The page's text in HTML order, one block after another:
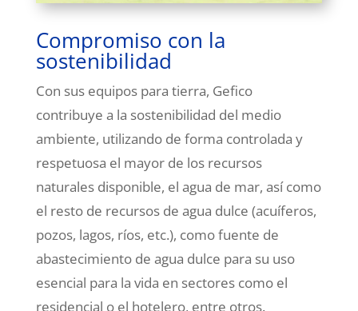
Compromiso con la
sostenibilidad
Con sus equipos para tierra, Gefico
contribuye a la sostenibilidad del medio
ambiente, utilizando de forma controlada y
respetuosa el mayor de los recursos
naturales disponible, el agua de mar, así como
el resto de recursos de agua dulce (acuíferos,
pozos, lagos, ríos, etc.), como fuente de
abastecimiento de agua dulce para su uso
esencial para la vida en sectores como el
residencial o el hotelero, entre otros.